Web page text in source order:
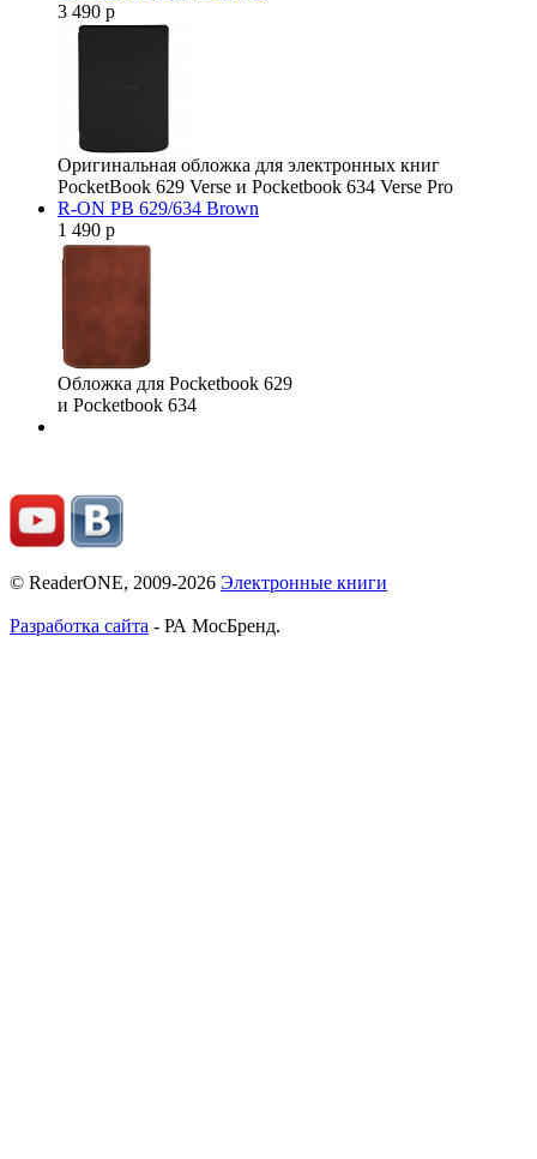
3 490 р
Оригинальная обложка для электронных книг
PocketBook 629 Verse и Pocketbook 634 Verse Pro
R-ON PB 629/634 Brown
1 490 р
Обложка для Pocketbook 629
и Pocketbook 634
© ReaderONE, 2009-2026 Электронные книги
Разработка сайта - РА МосБренд.